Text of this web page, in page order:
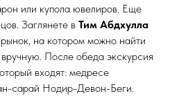
или купола ювелиров. Еще
Заглянете в Тим Абдхулла
на котором можно найти
После обеда экскурсия
входят: медресе
сарай Нодир-Девон-Беги.